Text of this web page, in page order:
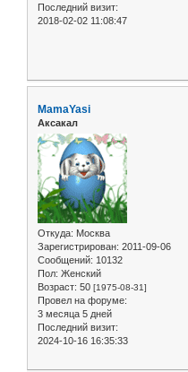
Последний визит:
2018-02-02 11:08:47
MamaYasi
Аксакал
Откуда: Москва
Зарегистрирован: 2011-09-06
Сообщений: 10132
Пол: Женский
Возраст: 50 [1975-08-31]
Провел на форуме:
3 месяца 5 дней
Последний визит:
2024-10-16 16:35:33